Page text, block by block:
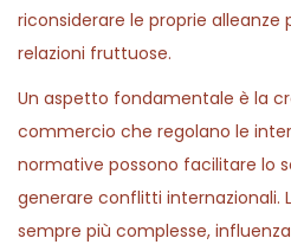
riconsiderare le proprie
relazioni fruttuose.
Un aspetto fondamentale è la
commercio che regolano le
normative possono facilitare lo
generare conflitti internazionali.
sempre più complesse,